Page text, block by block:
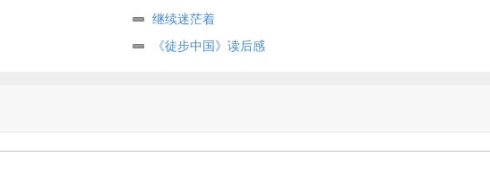
继续迷茫着
《徒步中国》读后感